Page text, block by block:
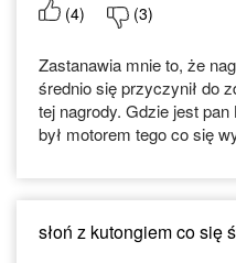
(4) (3)
Zastanawia mnie to, że
średnio się przyczynił do
tej nagrody. Gdzie jest
był motorem tego co się
słoń z kutongiem co się